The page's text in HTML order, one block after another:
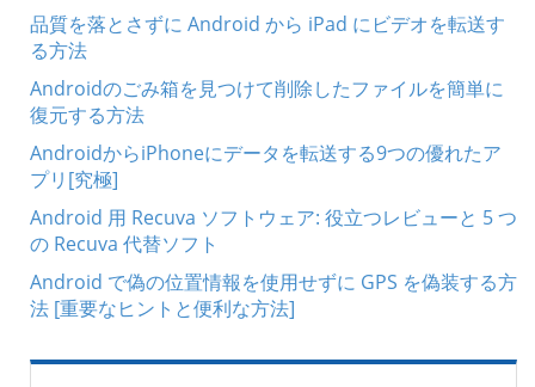
品質を落とさずに Android から iPad にビデオを転送す
る方法
Androidのごみ箱を見つけて削除したファイルを簡単に
復元する方法
AndroidからiPhoneにデータを転送する9つの優れたア
プリ[究極]
Android 用 Recuva ソフトウェア: 役立つレビューと 5 つ
の Recuva 代替ソフト
Android で偽の位置情報を使用せずに GPS を偽装する方
法 [重要なヒントと便利な方法]